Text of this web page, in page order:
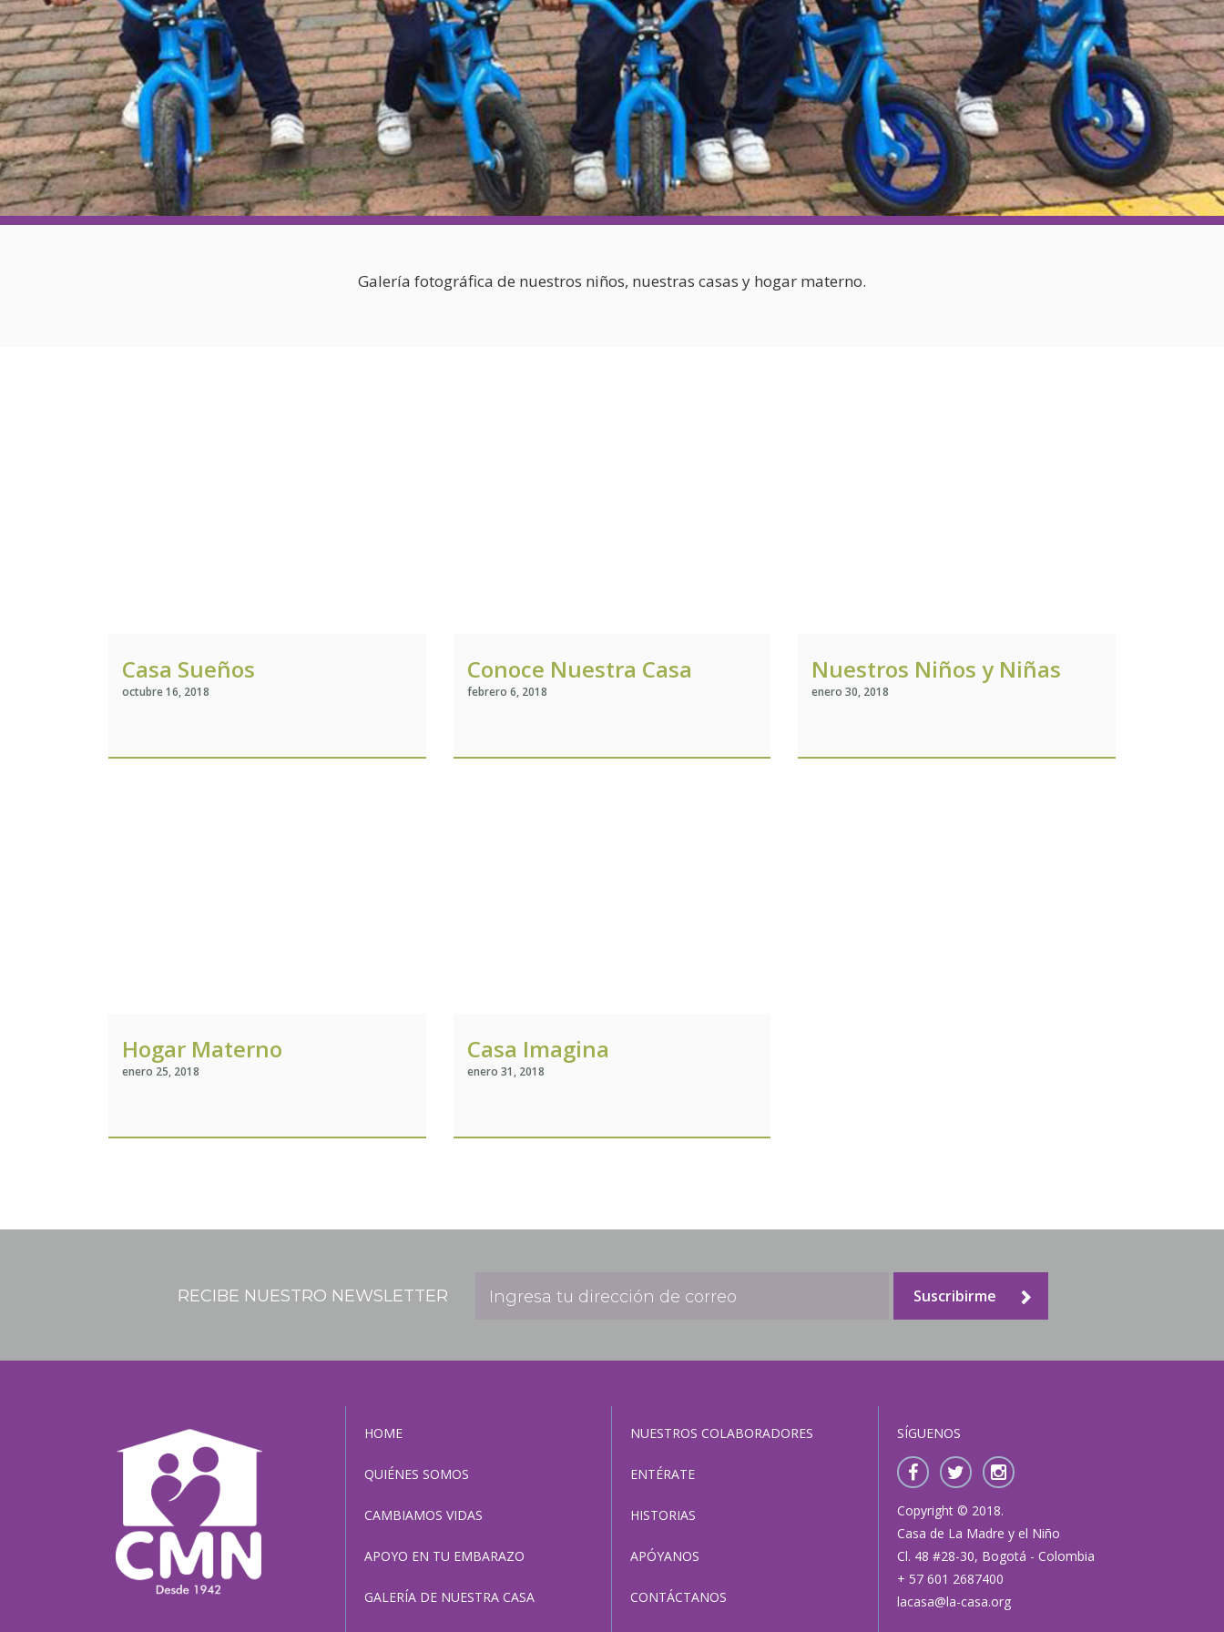
Apoyo en tu Embarazo
Galería de Nuestra Casa
Raíces
Nuestros Colaboradores
Asociación de Familias y Amigos
Contáctanos
Suscríbete
Información Esal
Galería fotográfica de nuestros niños, nuestras casas y hogar materno.
Casa Sueños
octubre 16, 2018
Conoce Nuestra Casa
febrero 6, 2018
Nuestros Niños y Niñas
enero 30, 2018
Hogar Materno
enero 25, 2018
Casa Imagina
enero 31, 2018
RECIBE NUESTRO NEWSLETTER Suscribirme
HOME
QUIÉNES SOMOS
CAMBIAMOS VIDAS
APOYO EN TU EMBARAZO
GALERÍA DE NUESTRA CASA
NUESTROS COLABORADORES
ENTÉRATE
HISTORIAS
APÓYANOS
CONTÁCTANOS
SÍGUENOS
Copyright © 2018.
Casa de La Madre y el Niño
Cl. 48 #28-30, Bogotá - Colombia
+ 57 601 2687400
lacasa@la-casa.org